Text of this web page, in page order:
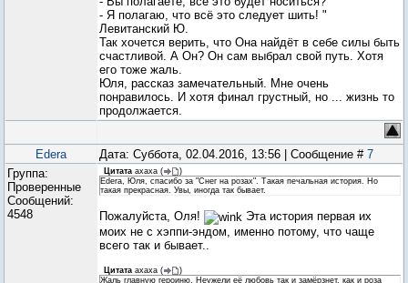
- Я полагаю, что всё это следует шить! "
Левитанский Ю.
Так хочется верить, что Она найдёт в себе силы быть
счастливой. А Он? Он сам выбрал свой путь. Хотя
его тоже жаль.
Юля, рассказ замечательный. Мне очень
понравилось. И хотя финал грустный, но ... жизнь то
продолжается.
Edera Дата: Суббота, 02.04.2016, 13:56 | Сообщение # 7
Группа:
Проверенные
Сообщений:
4548
Цитата ахаха (
)
Edera, Юля, спасибо за "Снег на розах". Такая печальная история. Но
такая прекрасная. Увы, иногда так бывает.
Пожалуйста, Оля!
Эта история первая их
моих не с хэппи-эндом, именно потому, что чаще
всего так и бывает..
Цитата ахаха (
)
Жаль главную героиню. Неужели её любовь так и замёрзнет, как и роза